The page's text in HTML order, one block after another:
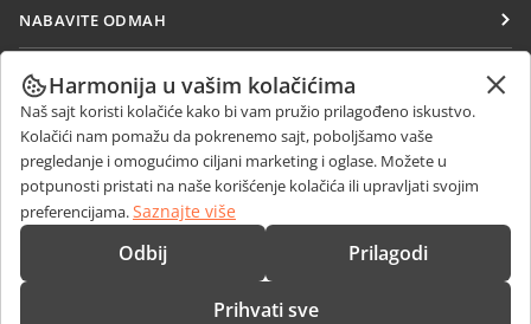
NABAVITE ODMAH
Docs
DocSpace
Workspace
Konektori
Desktop aplikacije
Mobilne aplikacije
SARAĐUJTE
Za doprinosioce
Za prevodioce
Za influensere
Slobodna radna mesta
PRIMAJTE VESTI
Blog
DOBIJTE POMOĆ
Forum
KONTAKTIRAJTE NAS
Pitanja o prodaji
sales@onlyoffice.com
Harmonija u vašim kolačićima
Naš sajt koristi kolačiće kako bi vam pružio prilagođeno iskustvo.
Kolačići nam pomažu da pokrenemo sajt, poboljšamo vaše
pregledanje i omogućimo ciljani marketing i oglase. Možete u
potpunosti pristati na naše korišćenje kolačića ili upravljati svojim
preferencijama.Saznajte više
Odbij Prilagodi
Prihvati sve